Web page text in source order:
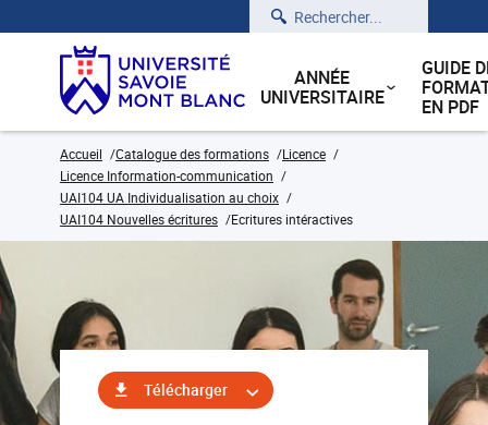
Rechercher
ANNÉE
UNIVERSITAIRE
GUIDE
EN PDF
Accueil Catalogue des formations
Licence
Licence Information-communication
UAI104 UA Individualisation au choix
UAI104 Nouvelles écritures
Ecritures intéractives
Télécharger